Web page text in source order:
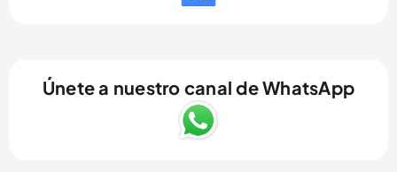
Únete a nuestro canal de WhatsApp